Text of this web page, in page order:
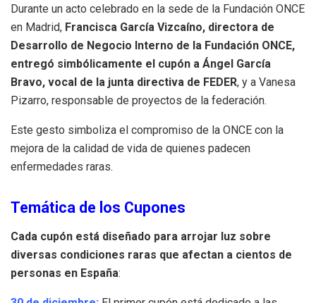
Durante un acto celebrado en la sede de la Fundación ONCE
en Madrid, Francisca García Vizcaíno, directora de
Desarrollo de Negocio Interno de la Fundación ONCE,
entregó simbólicamente el cupón a Ángel García
Bravo, vocal de la junta directiva de FEDER, y a Vanesa
Pizarro, responsable de proyectos de la federación.
Este gesto simboliza el compromiso de la ONCE con la
mejora de la calidad de vida de quienes padecen
enfermedades raras.
Temática de los Cupones
Cada cupón está diseñado para arrojar luz sobre
diversas condiciones raras que afectan a cientos de
personas en España: